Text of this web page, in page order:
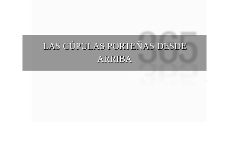
LAS CÚPULAS PORTEÑAS DESDE
ARRIBA